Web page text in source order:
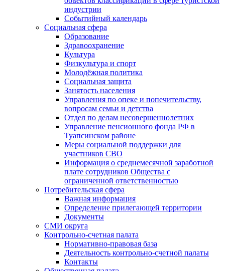
индустрии
Событийный календарь
Социальная сфера
Образование
Здравоохранение
Культура
Физкультура и спорт
Молодёжная политика
Социальная защита
Занятость населения
Управления по опеке и попечительству,
вопросам семьи и детства
Отдел по делам несовершеннолетних
Управление пенсионного фонда РФ в
Туапсинском районе
Меры социальной поддержки для
участников СВО
Информация о среднемесячной заработной
плате сотрудников Общества с
ограниченной ответственностью
Потребительская сфера
Важная информация
Определение прилегающей территории
Документы
СМИ округа
Контрольно-счетная палата
Нормативно-правовая база
Деятельность контрольно-счетной палаты
Контакты